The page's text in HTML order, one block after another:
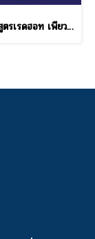
ซอสเคลือบไก่สูตรเรดฮอท เพียวฟู้ดส์ 800 กรัม ราคาส่ง